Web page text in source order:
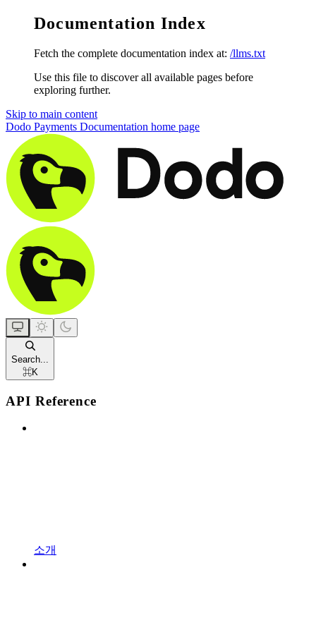
Documentation Index
Fetch the complete documentation index at: /llms.txt
Use this file to discover all available pages before
exploring further.
Skip to main content
Dodo Payments Documentation home page
Search...
⌘K
API Reference
소개